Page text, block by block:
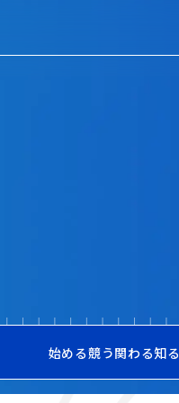
始める競う関わる知る